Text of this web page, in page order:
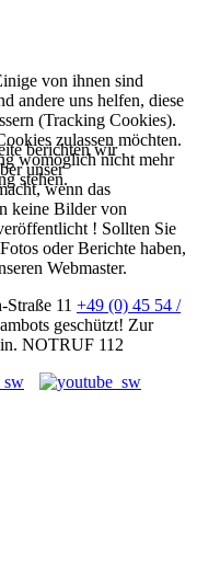
berichten wir
unser
wenn das
keine Bilder von
! Sollten Sie
oder Berichte haben,
Webmaster.
11 +49 (0) 45 54 /
geschützt! Zur
NOTRUF 112
von ihnen sind
andere uns helfen, diese
(Tracking Cookies).
zulassen möchten.
womöglich nicht mehr
stehen.